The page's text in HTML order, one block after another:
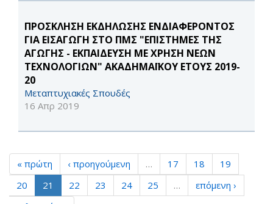
ΠΡΟΣΚΛΗΣΗ ΕΚΔΗΛΩΣΗΣ ΕΝΔΙΑΦΕΡΟΝΤΟΣ
ΓΙΑ ΕΙΣΑΓΩΓΗ ΣΤΟ ΠΜΣ "ΕΠΙΣΤΗΜΕΣ ΤΗΣ
ΑΓΩΓΗΣ - ΕΚΠΑΙΔΕΥΣΗ ΜΕ ΧΡΗΣΗ ΝΕΩΝ
ΤΕΧΝΟΛΟΓΙΩΝ" ΑΚΑΔΗΜΑΪΚΟΥ ΕΤΟΥΣ 2019-
20
Μεταπτυχιακές Σπουδές
16 Απρ 2019
« πρώτη ‹ προηγούμενη … 17 18
19
20
21 22 23 24 25 …
επόμενη ›